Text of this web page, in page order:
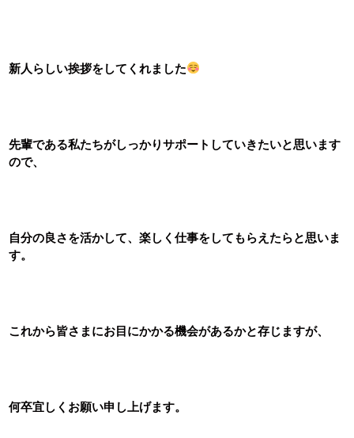
新人らしい挨拶をしてくれました
先輩である私たちがしっかりサポートしていきたいと思います
ので、
自分の良さを活かして、楽しく仕事をしてもらえたらと思いま
す。
これから皆さまにお目にかかる機会があるかと存じますが、
何卒宜しくお願い申し上げます。